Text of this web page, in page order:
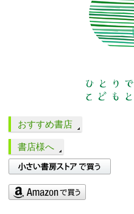
おすすめ書店
書店様へ